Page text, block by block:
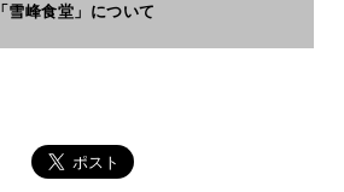
「雪峰食堂」について